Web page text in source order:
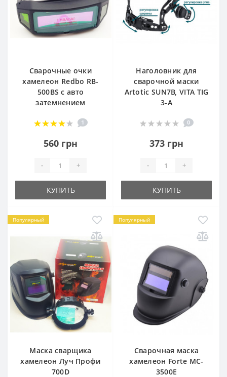
Сварочные очки
хамелеон Redbo RB-
500BS с авто
затемнением
1
560 грн
- +
КУПИТЬ
Наголовник для
сварочной маски
Artotic SUN7B, VITA TIG
3-A
0
373 грн
- +
КУПИТЬ
Популярный
Маска сварщика
хамелеон Луч Профи
700D
Популярный
Сварочная маска
хамелеон Forte MC-
3500E